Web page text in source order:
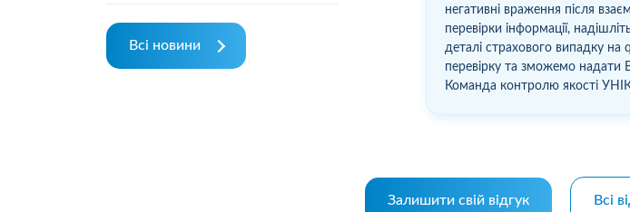
Всі новини
негативні враження після
перевірки інформації,
деталі страхового випадку
перевірку та зможемо надати
Команда контролю якості
Залишити свій відгук Всі